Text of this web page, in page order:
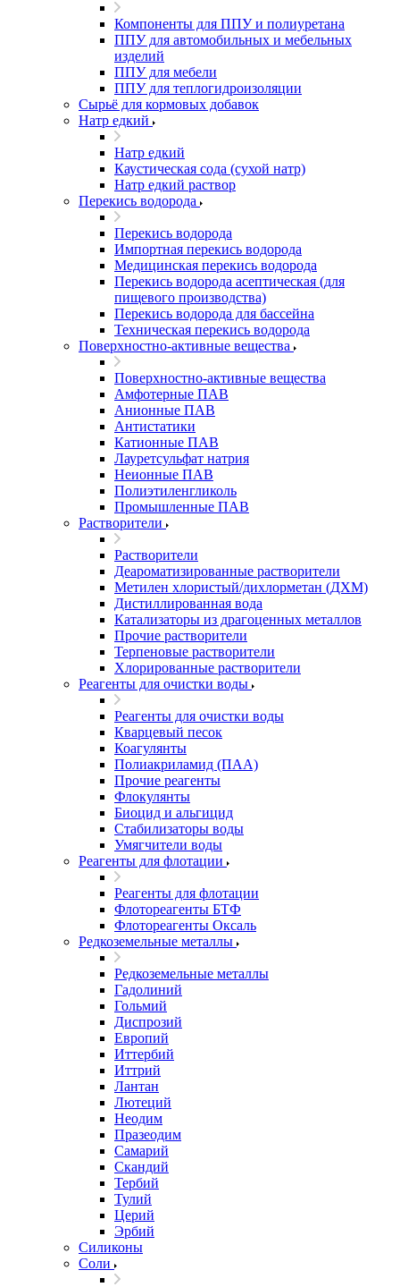
Компоненты для ППУ и полиуретана
ППУ для автомобильных и мебельных
изделий
ППУ для мебели
ППУ для теплогидроизоляции
Сырьё для кормовых добавок
Натр едкий
Натр едкий
Каустическая сода (сухой натр)
Натр едкий раствор
Перекись водорода
Перекись водорода
Импортная перекись водорода
Медицинская перекись водорода
Перекись водорода асептическая (для
пищевого производства)
Перекись водорода для бассейна
Техническая перекись водорода
Поверхностно-активные вещества
Поверхностно-активные вещества
Амфотерные ПАВ
Анионные ПАВ
Антистатики
Катионные ПАВ
Лауретсульфат натрия
Неионные ПАВ
Полиэтиленгликоль
Промышленные ПАВ
Растворители
Растворители
Деароматизированные растворители
Метилен хлористый/дихлорметан (ДХМ)
Дистиллированная вода
Катализаторы из драгоценных металлов
Прочие растворители
Терпеновые растворители
Хлорированные растворители
Реагенты для очистки воды
Реагенты для очистки воды
Кварцевый песок
Коагулянты
Полиакриламид (ПАА)
Прочие реагенты
Флокулянты
Биоцид и альгицид
Стабилизаторы воды
Умягчители воды
Реагенты для флотации
Реагенты для флотации
Флотореагенты БТФ
Флотореагенты Оксаль
Редкоземельные металлы
Редкоземельные металлы
Гадолиний
Гольмий
Диспрозий
Европий
Иттербий
Иттрий
Лантан
Лютеций
Неодим
Празеодим
Самарий
Скандий
Тербий
Тулий
Церий
Эрбий
Силиконы
Соли